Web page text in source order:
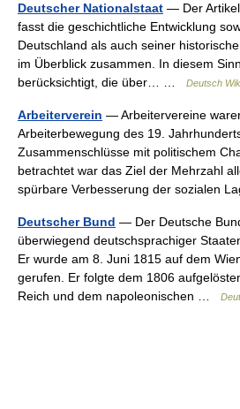
Deutscher Nationalstaat — Der
fasst die geschichtliche Entwicklung
Deutschland als auch seiner
im Überblick zusammen. In diesem
berücksichtigt, die über… …
Deutsch
Arbeiterverein — Arbeitervereine
Arbeiterbewegung des 19.
Zusammenschlüsse mit politischem
betrachtet war das Ziel der Mehrzahl
spürbare Verbesserung der sozialen
Deutscher Bund — Der Deutsche
überwiegend deutschsprachiger
Er wurde am 8. Juni 1815 auf dem
gerufen. Er folgte dem 1806
Reich und dem napoleonischen …